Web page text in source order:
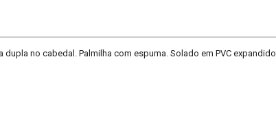
no cabedal. Palmilha com espuma. Solado em PVC expandido